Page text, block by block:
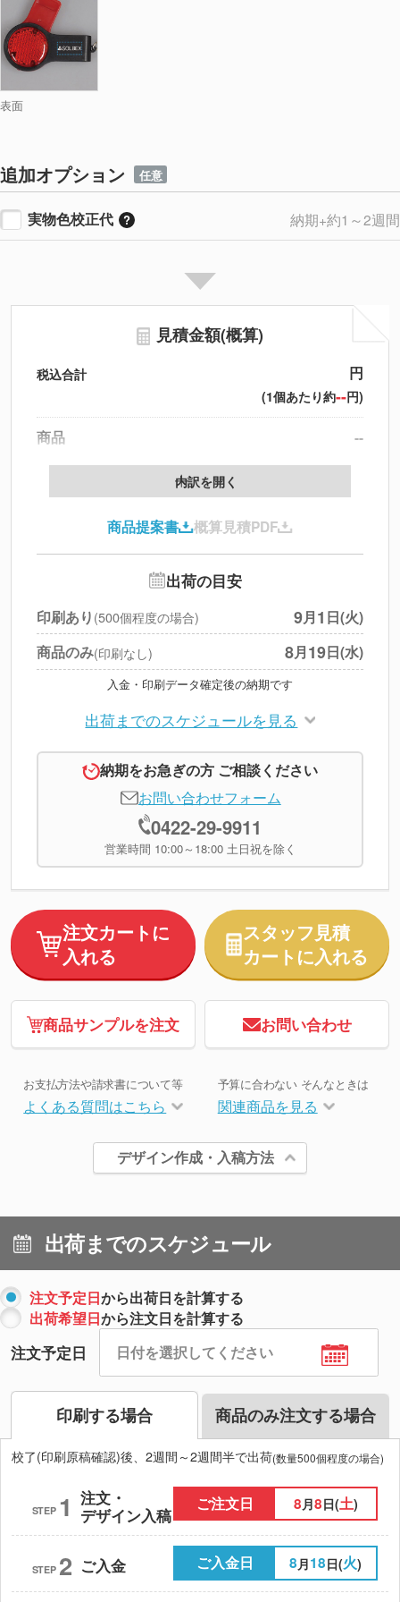
表面
追加オプション 任意
実物色校正代 納期+約1～2週間
見積金額(概算)
税込合計 円
(1個あたり約--円)
商品
--
製版代
印刷代
北海道・沖縄・離島 別途
円
※上記小計は税別です
内訳を開く
商品提案書 概算見積PDF
出荷の目安
印刷あり (500個程度の場合) 9月1 日(火)
商品のみ(印刷なし) 8月19日(水)
入金・印刷データ確定後の納期です
出荷までのスケジュールを見る
納期をお急ぎの方 ご相談ください
お問い合わせフォーム
0422-29-9911
営業時間 10:00～18:00 土日祝を除く
注文カートに
入れる
スタッフ見積
カートに入れる
商品サンプルを注文 お問い合わせ
お支払方法や請求書について等
よくある質問はこちら
予算に合わない そんなときは
関連商品を見る
デザイン作成・入稿方法
出荷までのスケジュール
注文予定日から出荷日を計算する
出荷希望日から注文日を計算する
注文予定日
印刷する場合 商品のみ注文する場合
校了(印刷原稿確認)後、2週間～2週間半で出荷(数量500個程度の場合)
STEP 1 注文・
デザイン入稿
ご注文日 8月8日(土)
STEP 2 ご入金 ご入金日 8 月18日(火)